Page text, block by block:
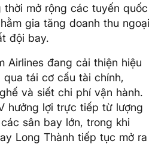
thời mở rộng các tuyến quốc
gia tăng doanh thu ngoại
đội bay.
Airlines đang cải thiện hiệu
tái cơ cấu tài chính,
và siết chi phí vận hành.
hưởng lợi trực tiếp từ lượng
sân bay lớn, trong khi
Long Thành tiếp tục mở ra